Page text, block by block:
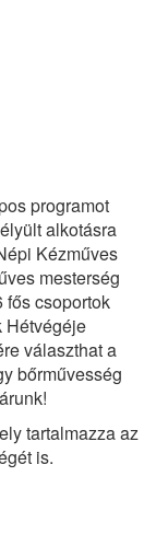
programot
alkotásra
Kézműves
mesterség
fős csoportok
Hétvégéje
választhat a
bőrművesség
tartalmazza az
is.